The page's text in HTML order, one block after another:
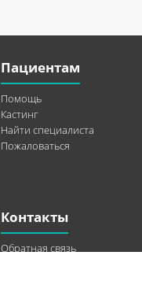
Пациентам
Помощь
Кастинг
Найти специалиста
Пожаловаться
Контакты
Обратная связь